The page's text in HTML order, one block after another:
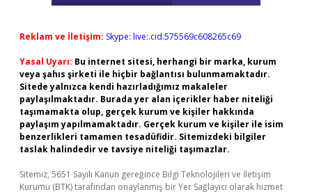
Reklam ve İletişim: Skype: live:.cid.575569c608265c69
Yasal Uyarı: Bu internet sitesi, herhangi bir marka, kurum
veya şahıs şirketi ile hiçbir bağlantısı bulunmamaktadır.
Sitede yalnızca kendi hazırladığımız makaleler
paylaşılmaktadır. Burada yer alan içerikler haber niteliği
taşımamakta olup, gerçek kurum ve kişiler hakkında
paylaşım yapılmamaktadır. Gerçek kurum ve kişiler ile isim
benzerlikleri tamamen tesadüfidir. Sitemizdeki bilgiler
taslak halindedir ve tavsiye niteliği taşımazlar.
Sitemiz, 5651 Sayılı Kanun gereğince Bilgi Teknolojileri ve İletişim
Kurumu (BTK) tarafından onaylanmış bir Yer Sağlayıcı olarak hizmet